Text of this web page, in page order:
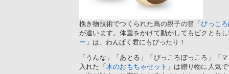
挽き物技術でつくられた鳥の親子の笛「ぴっこ
が違います。体重をかけて動かしてもビクとも
ー 」は、わんぱく君にもぴったり！
「うんな」「あとる」「ぴっころぽっころ」「
入れた「 木のおもちゃセット 」は贈り物に人気